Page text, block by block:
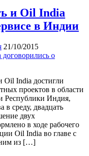
и Oil India
в Индии
21/10/2015
Oil India достигли
проектов в области
Республики Индия,
среду, двадцать
двух
в ходе рабочего
Oil India во главе с
из […]